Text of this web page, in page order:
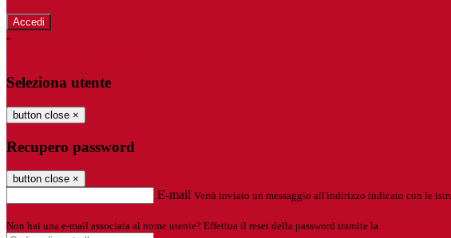
-
Seleziona utente
button close ×
Recupero password
button close ×
E-mail Verrà inviato un messaggio all'indirizzo indicato con le
Non hai una e-mail associata al nome utente? Effettua il reset della password tramite la